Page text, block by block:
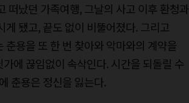
떠났던 가족여행, 그날의 사고 이후 환청과
됐고, 끝도 없이 비뚤어졌다. 그리고
용을 또 한 번 찾아와 악마와의 계약을
에 끊임없이 속삭인다. 시간을 되돌릴 수
춘용은 정신을 잃는다.